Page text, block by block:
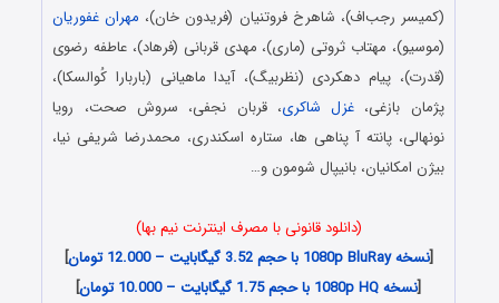
(کمیسر رجب‌اف)، شاهرخ فروتنیان (فریدون خان)، مهران غفوریان
(موسیو)، مهتاب ثروتی (ماری)، مهدی قربانی (فرهاد)، عاطفه رضوی
(قدرت)، پیام دهکردی (نظربیگ)، آیدا ماهیانی (باربارا کُوالسکا)،
پژمان بازغی، غزل شاکری، قربان نجفی، سروش صحت، رویا
نونهالی، پانته آ پناهی ها، ستاره اسکندری، محمدرضا شریفی نیا،
بیژن امکانیان، بانیپال شومون و…
(دانلود قانونی با مصرف اینترنت نیم بها)
[نسخه 1080p BluRay با حجم 3.52 گیگابایت – 12.000 تومان
]
[نسخه 1080p HQ با حجم 1.75 گیگابایت – 10.000 تومان
]